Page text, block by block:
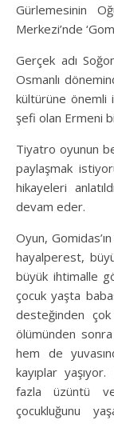
Gürlemesinin
Merkezi’nde
Gerçek adı
Osmanlı
kültürüne önemli
şefi olan Ermeni
Tiyatro oyunun
paylaşmak
hikayeleri
devam eder.
Oyun,
hayalperest,
büyük ihtimalle
çocuk yaşta
desteğinden
ölümünden sonra
hem de
kayıplar
fazla üzüntü ve
çocukluğunu